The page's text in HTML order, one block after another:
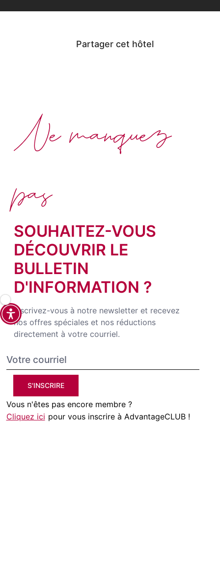
Partager cet hôtel
SOUHAITEZ-VOUS
DÉCOUVRIR LE
BULLETIN
D'INFORMATION ?
Inscrivez-vous à notre newsletter et recevez
nos offres spéciales et nos réductions
directement à votre courriel.
S'INSCRIRE
Vous n'êtes pas encore membre ?
Cliquez ici pour vous inscrire à AdvantageCLUB !
Ne manquez
pas